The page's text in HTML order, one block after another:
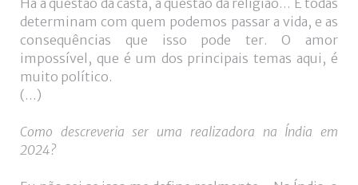
Há a questão da casta, a questão da religião… E todas
determinam com quem podemos passar a vida, e as
consequências que isso pode ter. O amor
impossível, que é um dos principais temas aqui, é
muito político.
(…)
Como descreveria ser uma realizadora na Índia em
2024?